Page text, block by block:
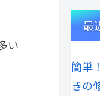
い
最
簡単
きの